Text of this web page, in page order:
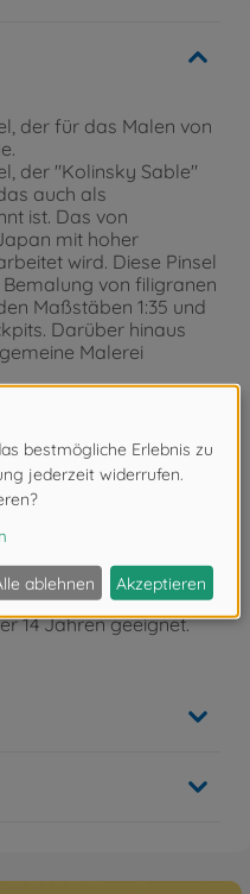
der für das Malen von
der "Kolinsky Sable"
auch als
ist. Das von
mit hoher
wird. Diese Pinsel
von filigranen
Maßstäben 1:35 und
Darüber hinaus
Malerei
empfehlen wir
14 Jahren geeignet.